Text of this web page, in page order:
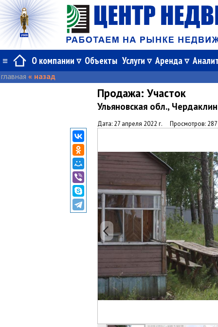
≡ О компании Объекты Услуги Аренда
главная « назад
Продажа: Участок
Ульяновская обл.,
Дата: 27 апреля 2022 г. Просмотров: